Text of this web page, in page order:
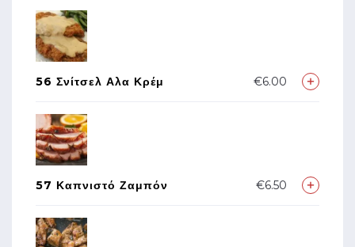
56 Σνίτσελ Αλα Κρέμ €6.00
57 Καπνιστό Ζαμπόν €6.50